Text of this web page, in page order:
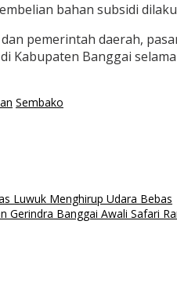
bahan subsidi
pemerintah daerah,
Kabupaten Banggai
Sembako
Luwuk Menghirup Udara Bebas
Gerindra Banggai Awali Safari